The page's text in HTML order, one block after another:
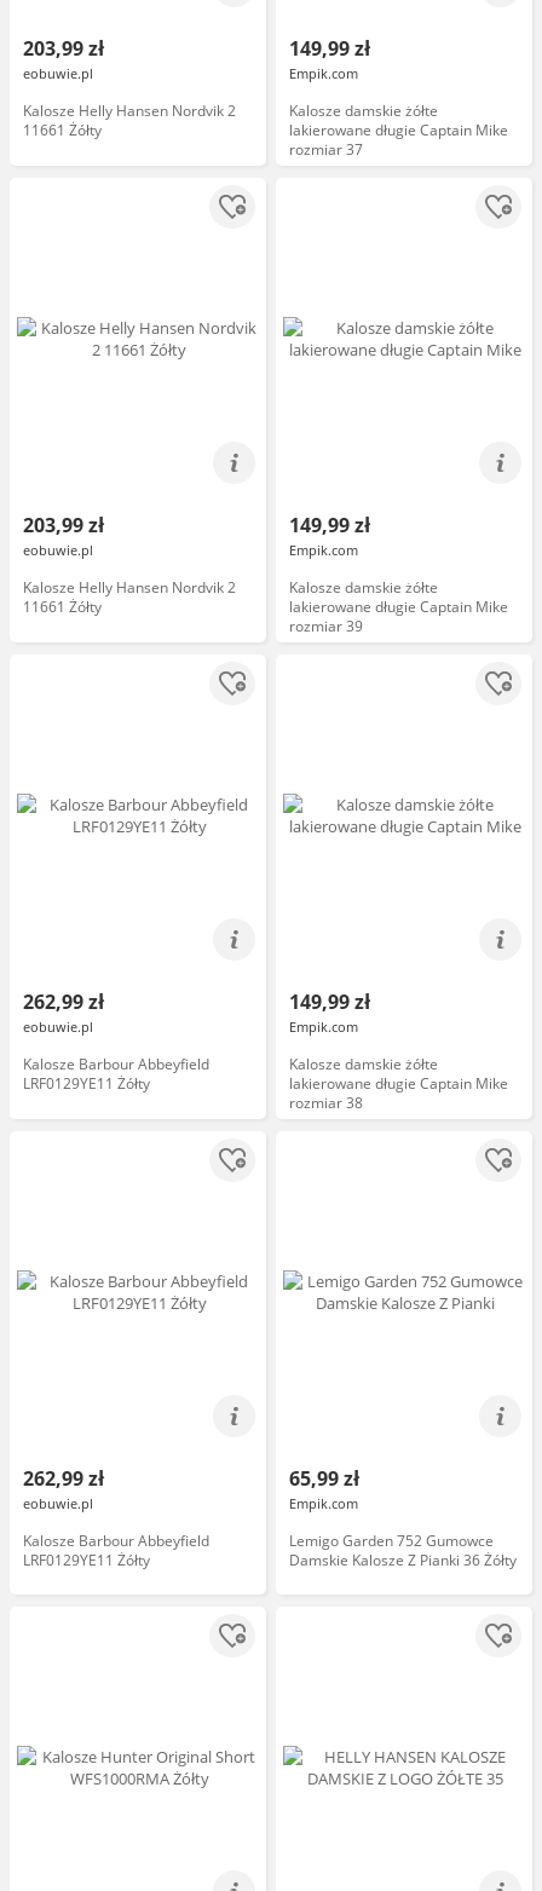
203,99 zł
eobuwie.pl
Kalosze Helly Hansen Nordvik 2
11661 Żółty
149,99 zł
Empik.com
Kalosze damskie żółte
lakierowane długie Captain Mike
rozmiar 37
203,99 zł
eobuwie.pl
Kalosze Helly Hansen Nordvik 2
11661 Żółty
149,99 zł
Empik.com
Kalosze damskie żółte
lakierowane długie Captain Mike
rozmiar 39
262,99 zł
eobuwie.pl
Kalosze Barbour Abbeyfield
LRF0129YE11 Żółty
149,99 zł
Empik.com
Kalosze damskie żółte
lakierowane długie Captain Mike
rozmiar 38
262,99 zł
eobuwie.pl
Kalosze Barbour Abbeyfield
LRF0129YE11 Żółty
65,99 zł
Empik.com
Lemigo Garden 752 Gumowce
Damskie Kalosze Z Pianki 36 Żółty